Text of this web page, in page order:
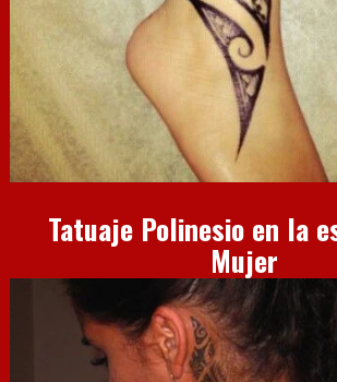
Tatuaje Polinesio en la
Mujer